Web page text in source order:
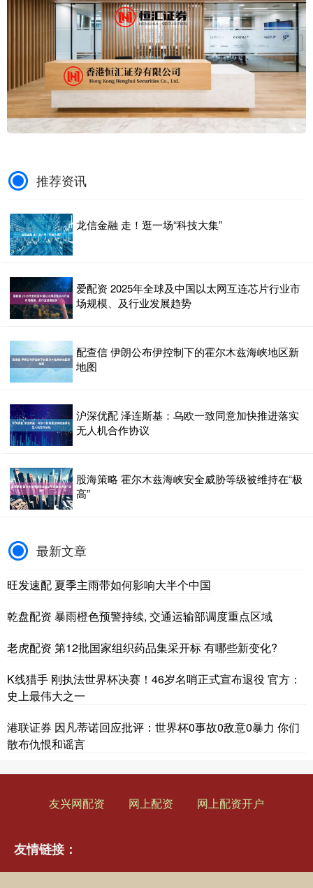
推荐资讯
龙信金融 走！逛一场“科技大集”
爱配资 2025年全球及中国以太网互连芯片行业市
场规模、及行业发展趋势
配查信 伊朗公布伊控制下的霍尔木兹海峡地区新
地图
沪深优配 泽连斯基：乌欧一致同意加快推进落实
无人机合作协议
股海策略 霍尔木兹海峡安全威胁等级被维持在“极
高”
最新文章
旺发速配 夏季主雨带如何影响大半个中国
乾盘配资 暴雨橙色预警持续, 交通运输部调度重点区域
老虎配资 第12批国家组织药品集采开标 有哪些新变化?
K线猎手 刚执法世界杯决赛！46岁名哨正式宣布退役 官方：
史上最伟大之一
港联证券 因凡蒂诺回应批评：世界杯0事故0敌意0暴力 你们
散布仇恨和谣言
友兴网配资 网上配资 网上配资开户
友情链接：